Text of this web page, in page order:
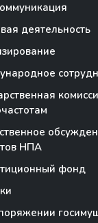
деятельность
НПА
фонд